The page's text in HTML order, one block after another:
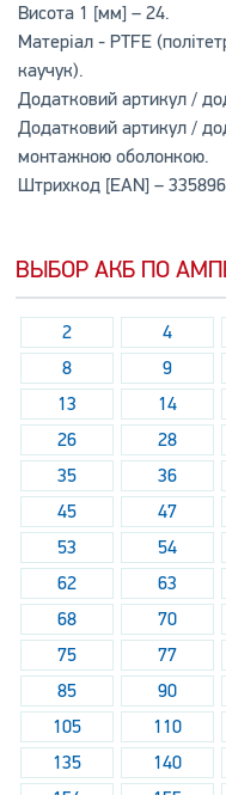
Висота 1 [мм] – 24.
Матеріал - PTFE
каучук).
Додатковий артикул /
Додатковий артикул /
монтажною оболонкою.
Штрихкод [EAN] –
ВЫБОР АКБ ПО
2 4
8
9
13
14
26
28
35
36
45
47
53
54
62
63
68
70
75
77
85
90
105
110
135
140